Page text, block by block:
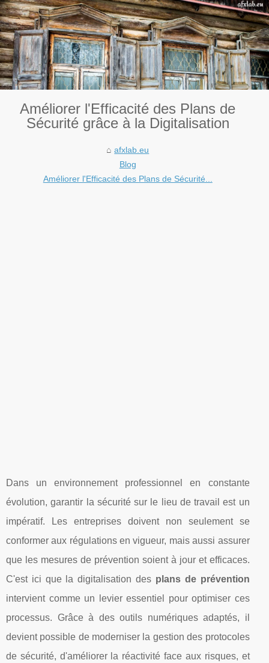
Améliorer l'Efficacité des Plans de
Sécurité grâce à la Digitalisation
afxlab.eu
Blog
Améliorer l'Efficacité des Plans de Sécurité...
Dans un environnement professionnel en constante
évolution, garantir la sécurité sur le lieu de travail est un
impératif. Les entreprises doivent non seulement se
conformer aux régulations en vigueur, mais aussi assurer
que les mesures de prévention soient à jour et efficaces.
C'est ici que la digitalisation des plans de prévention
intervient comme un levier essentiel pour optimiser ces
processus. Grâce à des outils numériques adaptés, il
devient possible de moderniser la gestion des protocoles
de sécurité, d'améliorer la réactivité face aux risques, et